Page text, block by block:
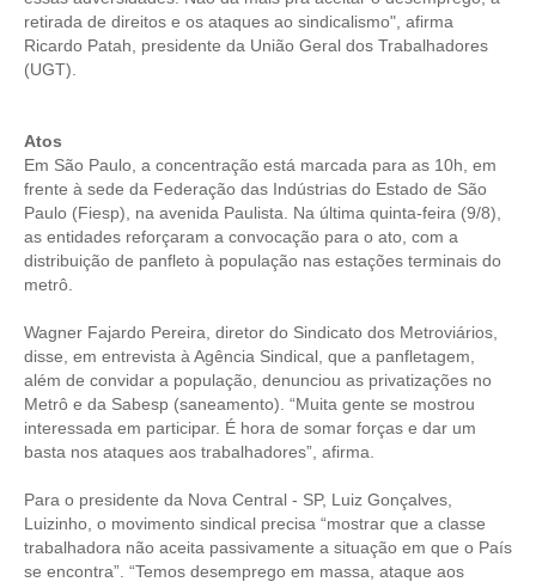
ACORDOS, CONVENÇÕES E DISSÍDIOS
CONTRIBUIÇÕES
CONTRIBUIÇÃO SINDICAL URBANA
REVISÃO DE APOSENTADORIA
FGTS CORREÇÃO
LEGISLAÇÃO
LEI 4.950-A/1966 – PISO SALARIAL
LEI 5.194/1966 – REGULAMENTAÇÃO DA PROFISSÃO
LEI 6.496/1977 – ART
retirada de direitos e os ataques ao sindicalismo", afirma
Ricardo Patah, presidente da União Geral dos Trabalhadores
(UGT).
Atos
Em São Paulo, a concentração está marcada para as 10h, em
frente à sede da Federação das Indústrias do Estado de São
Paulo (Fiesp), na avenida Paulista. Na última quinta-feira (9/8),
as entidades reforçaram a convocação para o ato, com a
distribuição de panfleto à população nas estações terminais do
metrô.
Wagner Fajardo Pereira, diretor do Sindicato dos Metroviários,
disse, em entrevista à Agência Sindical, que a panfletagem,
além de convidar a população, denunciou as privatizações no
Metrô e da Sabesp (saneamento). “Muita gente se mostrou
interessada em participar. É hora de somar forças e dar um
basta nos ataques aos trabalhadores”, afirma.
Para o presidente da Nova Central - SP, Luiz Gonçalves,
Luizinho, o movimento sindical precisa “mostrar que a classe
trabalhadora não aceita passivamente a situação em que o País
se encontra”. “Temos desemprego em massa, ataque aos